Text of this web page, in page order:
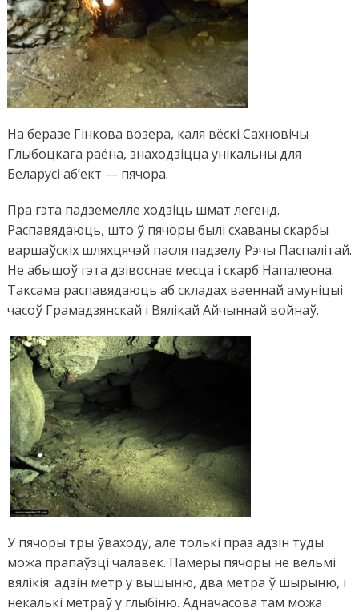
На беразе Гінкова возера, каля вёскі Сахновічы
Глыбоцкага раёна, знаходзіцца унікальны для
Беларусі аб’ект — пячора.
Пра гэта падземелле ходзіць шмат легенд.
Распавядаюць, што ў пячоры былі схаваны скарбы
варшаўскіх шляхцячэй пасля падзелу Рэчы Паспалітай.
Не абышоў гэта дзівоснае месца і скарб Напалеона.
Таксама распавядаюць аб складах ваеннай амуніцыі
часоў Грамадзянскай і Вялікай Айчыннай войнаў.
У пячоры тры ўваходу, але толькі праз адзін туды
можа прапаўзці чалавек. Памеры пячоры не вельмі
вялікія: адзін метр у вышыню, два метра ў шырыню, і
некалькі метраў у глыбіню. Адначасова там можа